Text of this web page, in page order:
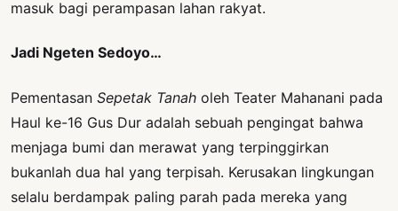
masuk bagi perampasan lahan rakyat.
Jadi Ngeten Sedoyo…
Pementasan Sepetak Tanah oleh Teater Mahanani pada
Haul ke-16 Gus Dur adalah sebuah pengingat bahwa
menjaga bumi dan merawat yang terpinggirkan
bukanlah dua hal yang terpisah. Kerusakan lingkungan
selalu berdampak paling parah pada mereka yang